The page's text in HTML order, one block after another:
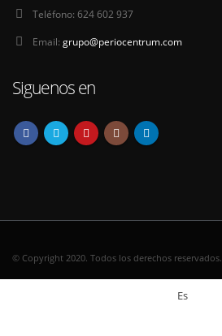
Teléfono: 624 602 937
Email: grupo@periocentrum.com
Siguenos en
© Copyright 2020. Todos los derechos reservados.
Es